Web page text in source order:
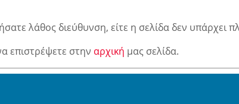
λάθος διεύθυνση, είτε η σελίδα δεν υπάρχει
επιστρέψετε στην αρχική μας σελίδα.